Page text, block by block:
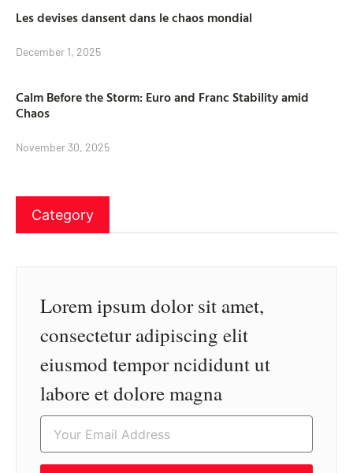
Les devises dansent dans le chaos mondial
December 1, 2025
Calm Before the Storm: Euro and Franc Stability amid
Chaos
November 30, 2025
Category
Lorem ipsum dolor sit amet,
consectetur adipiscing elit
eiusmod tempor ncididunt ut
labore et dolore magna